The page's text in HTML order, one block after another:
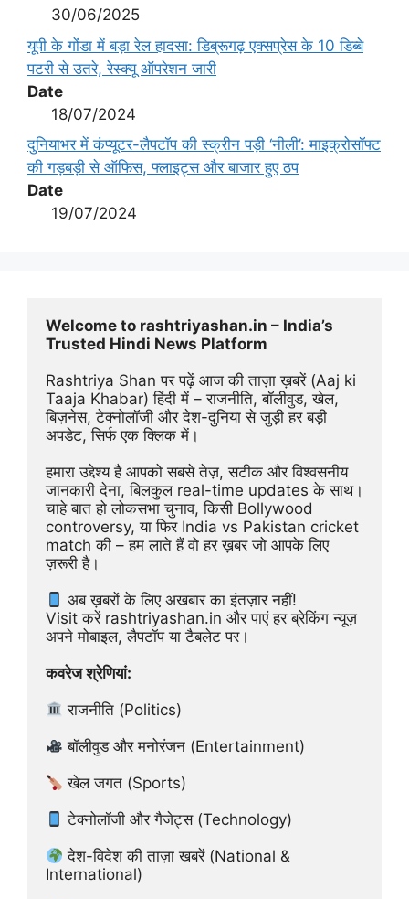
30/06/2025
यूपी के गोंडा में बड़ा रेल हादसा: डिब्रूगढ़ एक्सप्रेस के 10 डिब्बे
पटरी से उतरे, रेस्क्यू ऑपरेशन जारी
Date
18/07/2024
दुनियाभर में कंप्यूटर-लैपटॉप की स्क्रीन पड़ी ‘नीली’: माइक्रोसॉफ्ट
की गड़बड़ी से ऑफिस, फ्लाइट्स और बाजार हुए ठप
Date
19/07/2024
Welcome to rashtriyashan.in – India’s
Trusted Hindi News Platform
Rashtriya Shan पर पढ़ें आज की ताज़ा ख़बरें (Aaj ki
Taaja Khabar) हिंदी में – राजनीति, बॉलीवुड, खेल,
बिज़नेस, टेक्नोलॉजी और देश-दुनिया से जुड़ी हर बड़ी
अपडेट, सिर्फ एक क्लिक में।
हमारा उद्देश्य है आपको सबसे तेज़, सटीक और विश्वसनीय
जानकारी देना, बिलकुल real-time updates के साथ।
चाहे बात हो लोकसभा चुनाव, किसी Bollywood
controversy, या फिर India vs Pakistan cricket
match की – हम लाते हैं वो हर ख़बर जो आपके लिए
ज़रूरी है।
अब ख़बरों के लिए अखबार का इंतज़ार नहीं!
Visit करें rashtriyashan.in और पाएं हर ब्रेकिंग न्यूज़
अपने मोबाइल, लैपटॉप या टैबलेट पर।
कवरेज श्रेणियां:
राजनीति (Politics)
बॉलीवुड और मनोरंजन (Entertainment)
खेल जगत (Sports)
टेक्नोलॉजी और गैजेट्स (Technology)
देश-विदेश की ताज़ा खबरें (National &
International)